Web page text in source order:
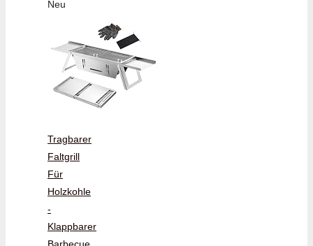
Neu
Tragbarer
Faltgrill
Für
Holzkohle
-
Klappbarer
Barbecue